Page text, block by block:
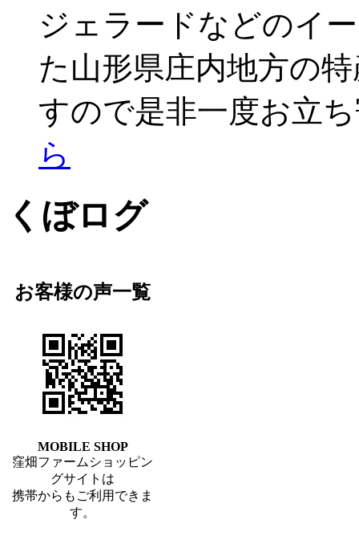
ジェラードなどのイ
た山形県庄内地方の
すので是非一度お立
ら
くぼログ
お客様の声一覧
MOBILE SHOP
窪畑ファームショッピン
グサイトは
携帯からもご利用できま
す。